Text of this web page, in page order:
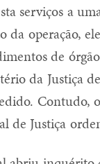
serviços a
da operação,
de
da Justiça
Contudo,
de Justiça